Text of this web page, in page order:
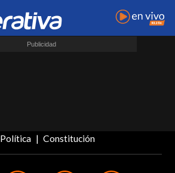
Política Constitución